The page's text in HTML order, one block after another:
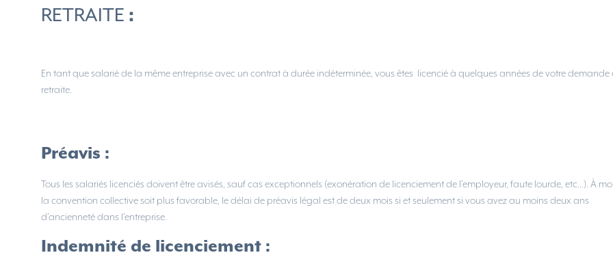
RETRAITE :
En tant que salarié de la même entreprise avec un contrat à durée indéterminée, vous êtes licencié à quelques années de votre demande
retraite.
Préavis :
Tous les salariés licenciés doivent être avisés, sauf cas exceptionnels (exonération de licenciement de l’employeur, faute lourde, etc…). À
la convention collective soit plus favorable, le délai de préavis légal est de deux mois si et seulement si vous avez au moins deux ans
d’ancienneté dans l’entreprise.
Indemnité de licenciement :